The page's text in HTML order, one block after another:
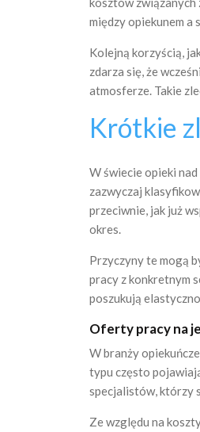
między opiekunem a
Kolejną korzyścią,
zdarza się, że
atmosferze. Takie
Krótkie
W świecie opieki
zazwyczaj
przeciwnie, jak już
okres.
Przyczyny te mogą
pracy z konkretnym
poszukują
Oferty pracy na
W branży
typu często
specjalistów, którzy
Ze względu na